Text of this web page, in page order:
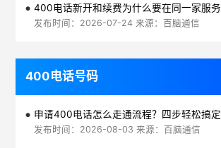
发布时间：2026-07-24 来源：百脑通信
400电话号码
申请400电话怎么走通流程？四步轻松搞定
发布时间：2026-08-03 来源：百脑通信